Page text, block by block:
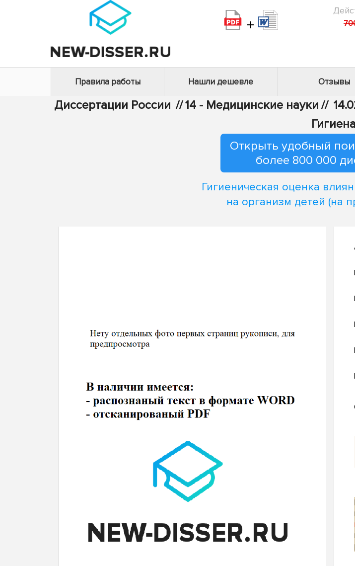
+
Правила работы Нашли дешевле Отзывы
Диссертации России //14 - Медицинские науки //
Гигиена
Открыть удобный
более 800 000
Гигиеническая оценка
на организм детей (на